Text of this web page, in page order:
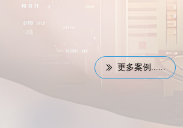
ꅀ 更多案例......